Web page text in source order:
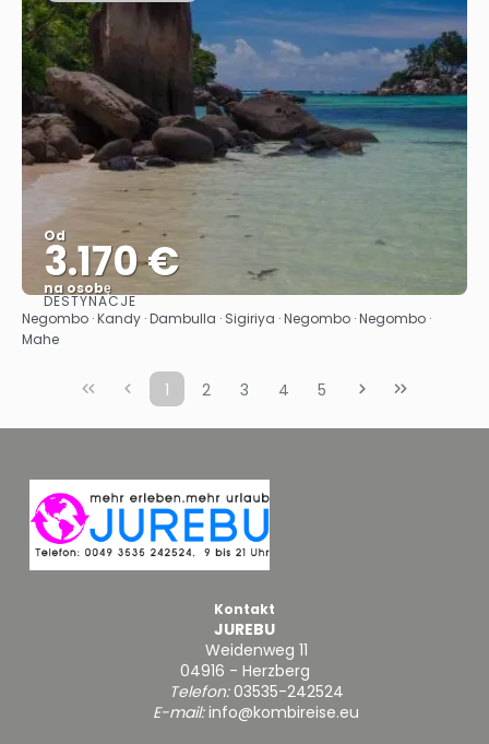
Od
3.170 €
na osobę
Zobacz
DESTYNACJE
Negombo · Kandy · Dambulla · Sigiriya · Negombo · Negombo ·
Mahe
1 2 3 4 5
Kontakt
JUREBU
Weidenweg 11
04916 - Herzberg
Telefon:03535-242524
E-mail:info@kombireise.eu